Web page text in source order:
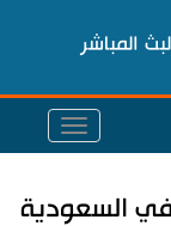
المباشر
في السعودية